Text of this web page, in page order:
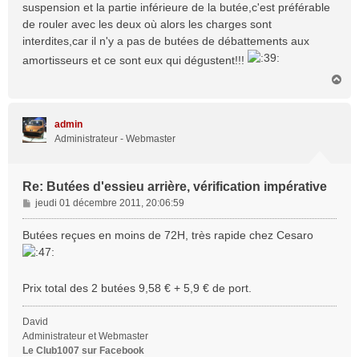
e
suspension et la partie inférieure de la butée,c'est préférable
de rouler avec les deux où alors les charges sont
interdites,car il n'y a pas de butées de débattements aux
amortisseurs et ce sont eux qui dégustent!!!
admin
Administrateur - Webmaster
Re: Butées d'essieu arrière, vérification impérative
M
e
s
s
a
e
jeudi 01 décembre 2011, 20:06:59
Butées reçues en moins de 72H, très rapide chez Cesaro
Prix total des 2 butées 9,58 € + 5,9 € de port.
David
Administrateur et Webmaster
Le Club1007 sur Facebook